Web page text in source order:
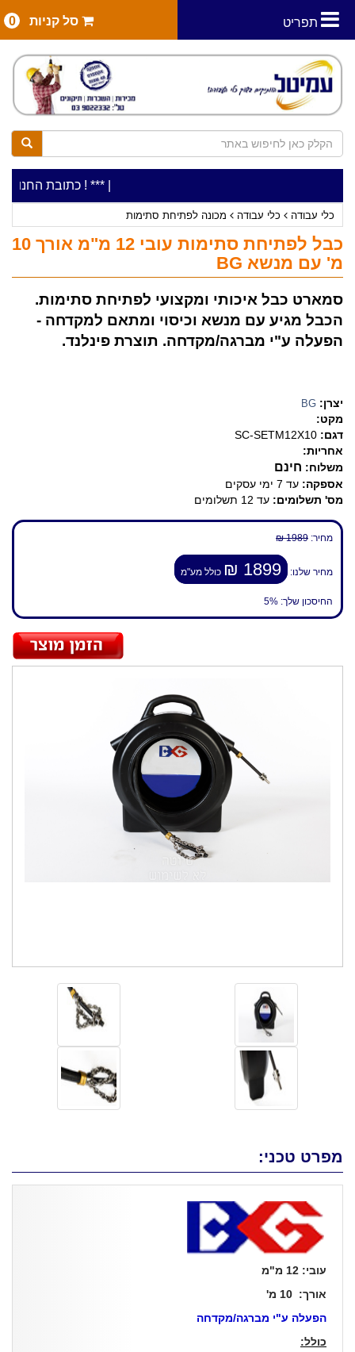
תפריט סל קניות 0
***כתובת החנות: רח' המלאכה 2, ביתן 8 ***כלי עבודה להשכרה בתעריף יומי משתלם ! ***
כלי עבודה כלי עבודה מכונה לפתיחת סתימות
כבל לפתיחת סתימות עובי 12 מ"מ אורך 10
מ' עם מנשא BG
סמארט כבל איכותי ומקצועי לפתיחת סתימות.
הכבל מגיע עם מנשא וכיסוי ומתאם למקדחה -
הפעלה ע"י מברגה/מקדחה. תוצרת פינלנד.
יצרן: BG
מקט:
דגם: SC-SETM12X10
אחריות:
משלוח: חינם
אספקה: עד 7 ימי עסקים
מס' תשלומים: עד 12 תשלומים
מחיר: 1989 ₪
מחיר שלנו: 1899 ₪ כולל מע"מ
החיסכון שלך: 5%
מפרט טכני:
עובי: 12 מ"מ
אורך: 10 מ'
הפעלה ע"י מברגה/מקדחה
כולל: